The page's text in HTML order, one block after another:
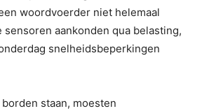
woordvoerder niet helemaal
aankonden qua belasting,
snelheidsbeperkingen
borden staan, moesten